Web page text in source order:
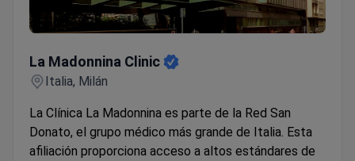
La Madonnina Clinic
Italia, Milán
La Clínica La Madonnina es parte de la Red San
Donato, el grupo médico más grande de Italia. Esta
afiliación proporciona acceso a altos estándares de